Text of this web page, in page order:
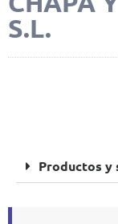
S.L.
Productos y